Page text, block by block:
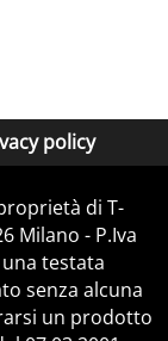
policy
di T-
Milano - P.Iva
testata
senza alcuna
un prodotto